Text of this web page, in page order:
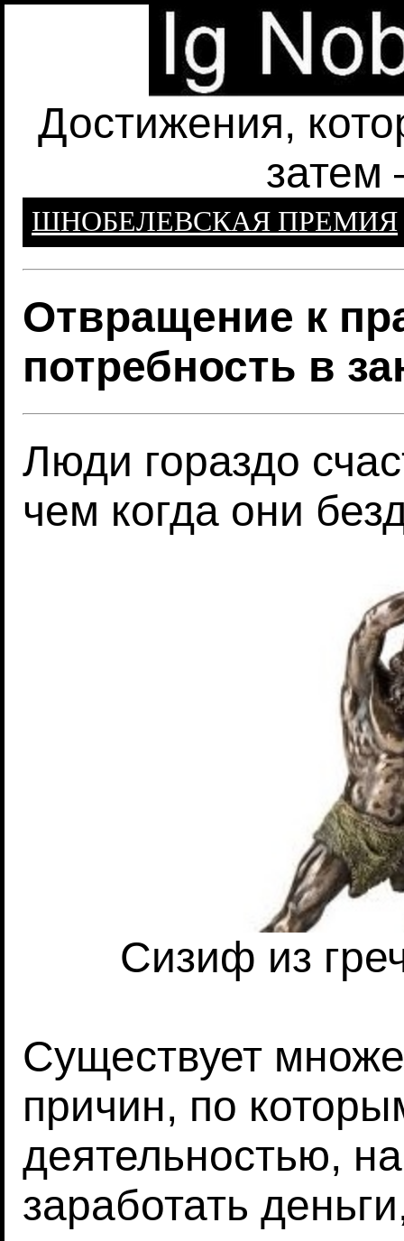
Достижения,
затем
ШНОБЕЛЕВСКАЯ ПРЕМИЯ
Отвращение к
потребность в
Люди гораздо
чем когда они
Сизиф из
Существует
причин, по
деятельностью,
заработать